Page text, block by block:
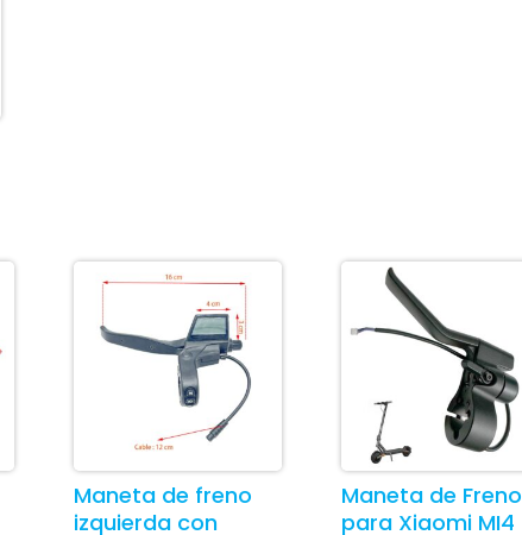
Maneta de freno
izquierda con
Maneta de Freno
para Xiaomi MI4